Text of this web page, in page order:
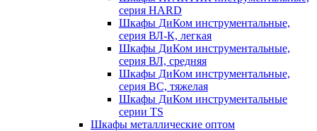
серия HARD
Шкафы ДиКом инструментальные,
cерия ВЛ-К, легкая
Шкафы ДиКом инструментальные,
серия ВЛ, средняя
Шкафы ДиКом инструментальные,
серия ВС, тяжелая
Шкафы ДиКом инструментальные
серии TS
Шкафы металлические оптом